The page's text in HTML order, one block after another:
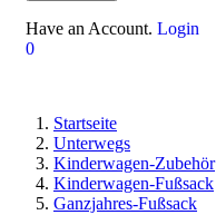
Have an Account. Login
0
Startseite
Unterwegs
Kinderwagen-Zubehör
Kinderwagen-Fußsack
Ganzjahres-Fußsack